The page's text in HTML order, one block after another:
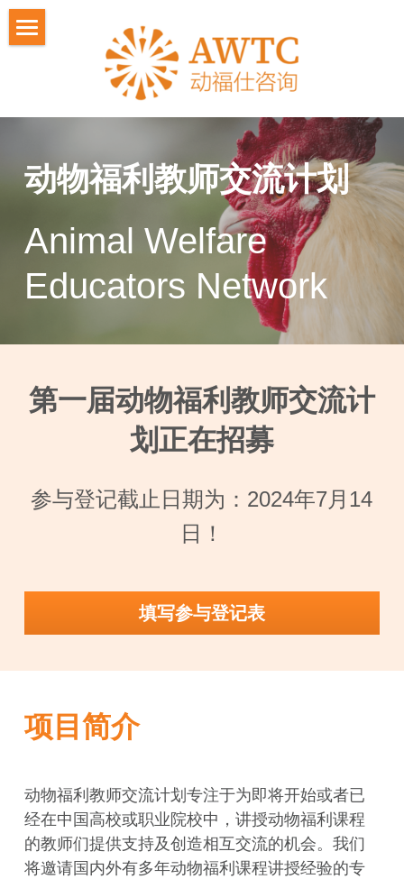
关于动福仕
IFAWF人才计划
2026 嘉宾
学员反馈
活动照片
悼念冯冬梅⼥⼠
联系我们
动物福利教师交流计划
Animal Welfare
Educators Network
第一届动物福利教师交流计
划正在招募
参与登记截止日期为：2024年7月14
日！
填写参与登记表
项目简介
动物福利教师交流计划专注于为即将开始或者已
经在中国高校或职业院校中，讲授动物福利课程
的教师们提供支持及创造相互交流的机会。我们
将邀请国内外有多年动物福利课程讲授经验的专